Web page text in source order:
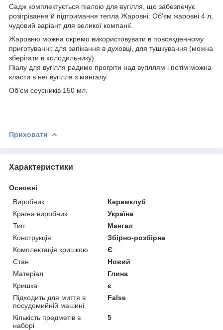
Садж комплектується піалою для вугілля, що забезпечує
розігрівання й підтримання тепла Жаровні. Об'єм жаровні 4 л,
чудовий варіант для великої компанії.
Жаровню можна окремо використовувати в повсякденному
приготуванні: для запікання в духовці, для тушкування (можна
зберігати в холодильнику).
Піалу для вугілля радимо прогріти над вугіллям і потім можна
класти в неї вугілля з мангалу.
Об'єм соусників 150 мл.
Приховати
Характеристики
Основні
Виробник
Керамклуб
Країна виробник
Україна
Тип
Мангал
Конструкція
Збірно-розбірна
Комплектація кришкою
Є
Стан
Новий
Матеріал
Глина
Кришка
є
Підходить для миття в
посудомийній машині
False
Кількість предметів в
наборі
5